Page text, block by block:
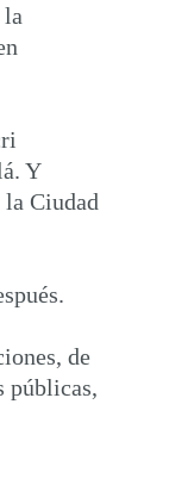
la
Y
la Ciudad
de
públicas,